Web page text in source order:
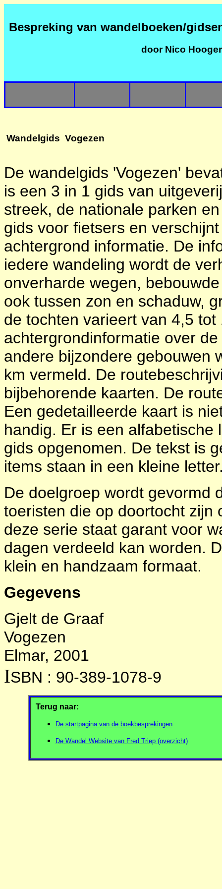
Bespreking van wandelboeken/
door Nico
Wandelgids Vogezen
De wandelgids 'Vogezen'
is een 3 in 1 gids van
streek, de nationale parken
gids voor fietsers en
achtergrond informatie. De
iedere wandeling wordt de
onverharde wegen,
ook tussen zon en schaduw,
de tochten varieert van 4,5
achtergrondinformatie over
andere bijzondere gebouwen
km vermeld. De
bijbehorende kaarten. De
Een gedetailleerde kaart is
handig. Er is een
gids opgenomen. De tekst is
items staan in een kleine
De doelgroep wordt gevormd
toeristen die op doortocht zijn
deze serie staat garant voor
dagen verdeeld kan worden.
klein en handzaam formaat.
Gegevens
Gjelt de Graaf
Vogezen
Elmar, 2001
ISBN : 90-389-1078-9
Terug naar:
De startpagina van de boekbesprekingen
De Wandel Website van Fred Triep (overzicht)